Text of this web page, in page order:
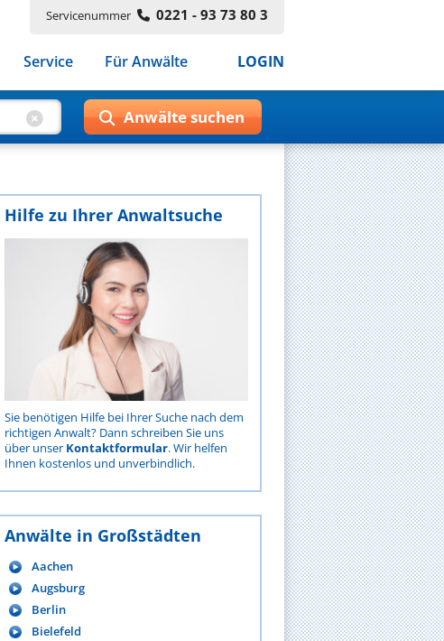
Servicenummer 0221 - 93 73 80 3
Service Für Anwälte LOGIN
Hilfe zu Ihrer Anwaltsuche
Sie benötigen Hilfe bei Ihrer Suche nach dem
richtigen Anwalt? Dann schreiben Sie uns
über unser Kontaktformular. Wir helfen
Ihnen kostenlos und unverbindlich.
Anwälte in Großstädten
Aachen
Augsburg
Berlin
Bielefeld